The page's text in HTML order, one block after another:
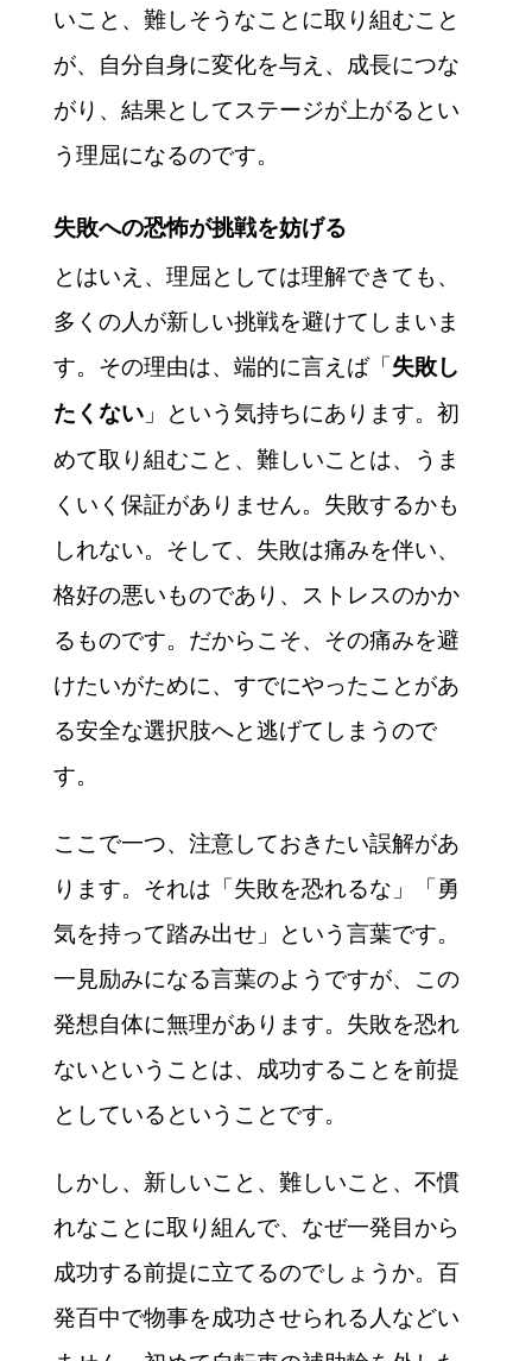
いこと、難しそうなことに取り組むこと
が、自分自身に変化を与え、成長につな
がり、結果としてステージが上がるとい
う理屈になるのです。
失敗への恐怖が挑戦を妨げる
とはいえ、理屈としては理解できても、
多くの人が新しい挑戦を避けてしまいま
す。その理由は、端的に言えば「 失敗し
たくない」という気持ちにあります。初
めて取り組むこと、難しいことは、うま
くいく保証がありません。失敗するかも
しれない。そして、失敗は痛みを伴い、
格好の悪いものであり、ストレスのかか
るものです。だからこそ、その痛みを避
けたいがために、すでにやったことがあ
る安全な選択肢へと逃げてしまうので
す。
ここで一つ、注意しておきたい誤解があ
ります。それは「失敗を恐れるな」「勇
気を持って踏み出せ」という言葉です。
一見励みになる言葉のようですが、この
発想自体に無理があります。失敗を恐れ
ないということは、成功することを前提
としているということです。
しかし、新しいこと、難しいこと、不慣
れなことに取り組んで、なぜ一発目から
成功する前提に立てるのでしょうか。百
発百中で物事を成功させられる人などい